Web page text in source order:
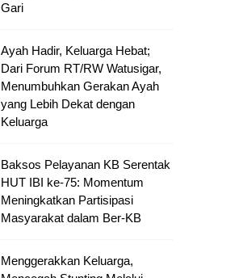
Gari
Ayah Hadir, Keluarga Hebat;
Dari Forum RT/RW Watusigar,
Menumbuhkan Gerakan Ayah
yang Lebih Dekat dengan
Keluarga
Baksos Pelayanan KB Serentak
HUT IBI ke-75: Momentum
Meningkatkan Partisipasi
Masyarakat dalam Ber-KB
Menggerakkan Keluarga,